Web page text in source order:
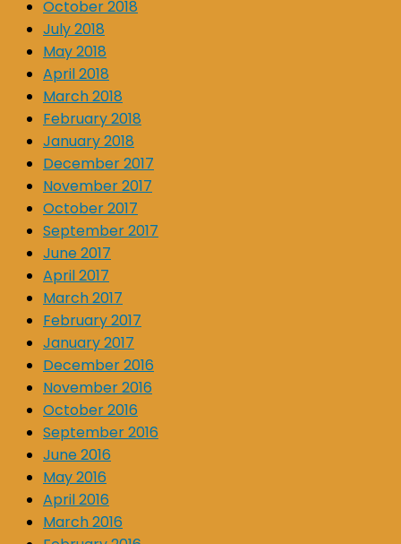
October 2018
July 2018
May 2018
April 2018
March 2018
February 2018
January 2018
December 2017
November 2017
October 2017
September 2017
June 2017
April 2017
March 2017
February 2017
January 2017
December 2016
November 2016
October 2016
September 2016
June 2016
May 2016
April 2016
March 2016